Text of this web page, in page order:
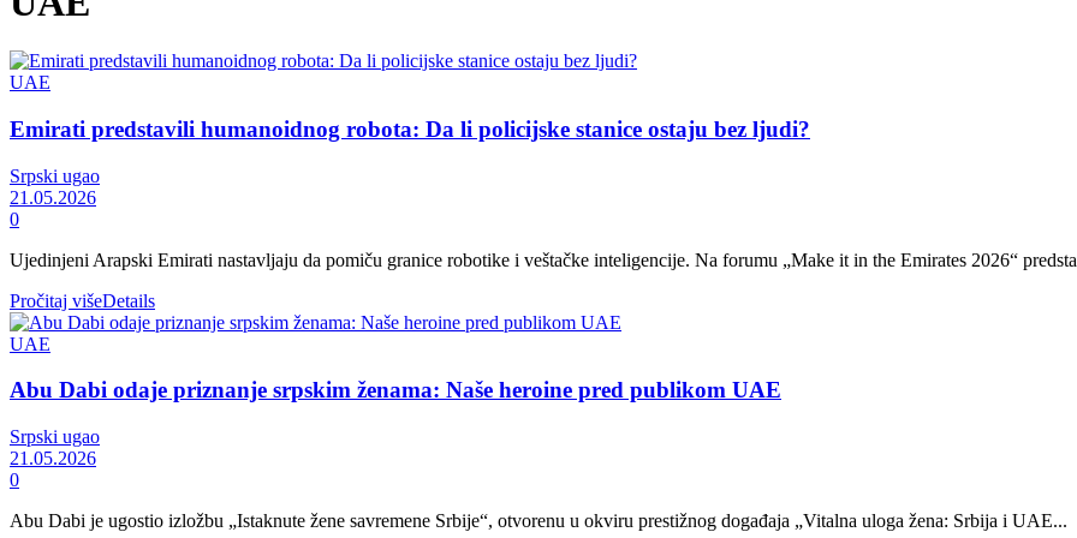
UAE
Emirati predstavili humanoidnog robota: Da li policijske stanice ostaju bez ljudi?
Srpski ugao
21.05.2026
0
Ujedinjeni Arapski Emirati nastavljaju da pomiču granice robotike i veštačke inteligencije. Na forumu „Make it in the Emirates 2026“
Pročitaj višeDetails
UAE
Abu Dabi odaje priznanje srpskim ženama: Naše heroine pred publikom UAE
Srpski ugao
21.05.2026
0
Abu Dabi je ugostio izložbu „Istaknute žene savremene Srbije“, otvorenu u okviru prestižnog događaja „Vitalna uloga žena: Srbija i UAE...